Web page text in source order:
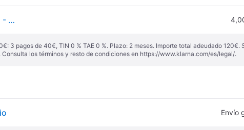
Advik Aplique Exterior w/Sensor Graphite - Arcchio - Terraza - Moderno - Aluminio - Bombilla única
3 pagos de 40€, TIN 0 % TAE 0 %. Plazo: 2 meses. Importe total adeudado
los términos y resto de condiciones en https://www.klarna.com/es/legal/.
Envío